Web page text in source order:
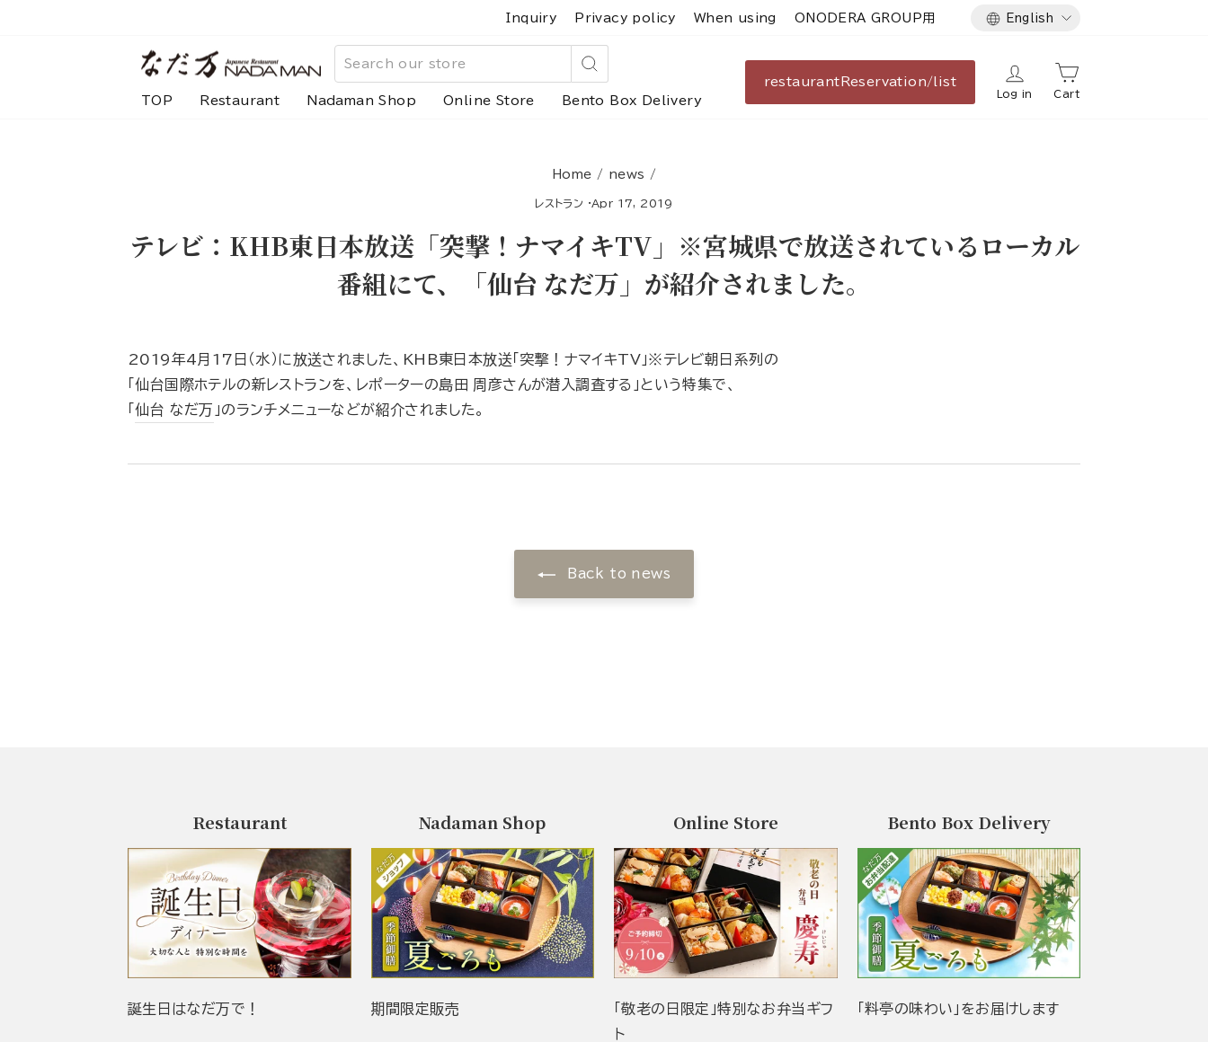
Inquiry Privacy policy When using ONODERA GROUP用 Language
English
Search
TOP Restaurant Nadaman Shop Online Store Bento Box Delivery
restaurant Reservation/list
Log in Cart
Home / news /
レストラン ·Apr 17, 2019
テレビ：KHB東日本放送「突撃！ナマイキTV」※宮城県で放送されているローカル
番組にて、「仙台 なだ万」が紹介されました。
2019年4月17日（水）に放送されました、KHB東日本放送「突撃！ナマイキTV」※テレビ朝日系列の
「仙台国際ホテルの新レストランを、レポーターの島田 周彦さんが潜入調査する」という特集で、
「仙台 なだ万 」のランチメニューなどが紹介されました。
Back to news
Restaurant
誕生日はなだ万で！
Nadaman Shop
期間限定販売
Online Store
「敬老の日限定」特別なお弁当ギフ
ト
Bento Box Delivery
「料亭の味わい」をお届けします